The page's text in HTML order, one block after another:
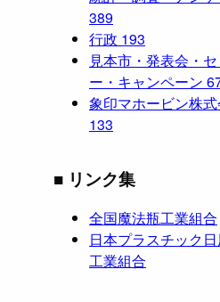
389
行政 193
見本市・発表会・
ー・キャンペーン
象印マホービン株
133
■ リンク集
全国魔法瓶工業組合
日本プラスチック
工業組合